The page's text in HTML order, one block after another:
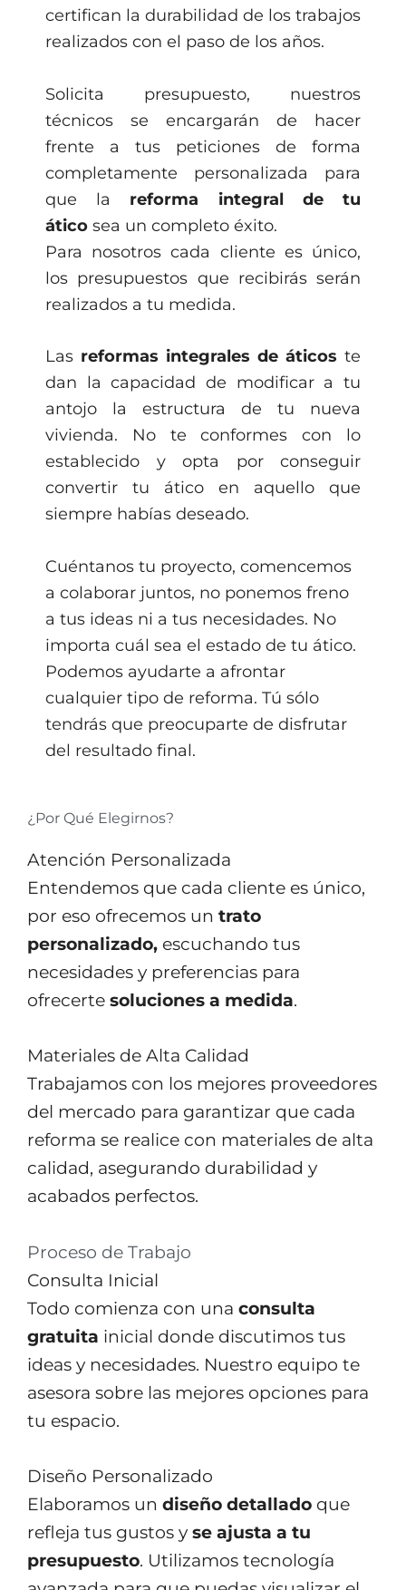
certifican la durabilidad de los trabajos
realizados con el paso de los años.
Solicita presupuesto, nuestros
técnicos se encargarán de hacer
frente a tus peticiones de forma
completamente personalizada para
que la reforma integral de tu
ático sea un completo éxito.
Para nosotros cada cliente es único,
los presupuestos que recibirás serán
realizados a tu medida.
Las reformas integrales de áticos te
dan la capacidad de modificar a tu
antojo la estructura de tu nueva
vivienda. No te conformes con lo
establecido y opta por conseguir
convertir tu ático en aquello que
siempre habías deseado.
Cuéntanos tu proyecto, comencemos
a colaborar juntos, no ponemos freno
a tus ideas ni a tus necesidades. No
importa cuál sea el estado de tu ático.
Podemos ayudarte a afrontar
cualquier tipo de reforma. Tú sólo
tendrás que preocuparte de disfrutar
del resultado final.
¿Por Qué Elegirnos?
Atención Personalizada
Entendemos que cada cliente es único,
por eso ofrecemos un trato
personalizado, escuchando tus
necesidades y preferencias para
ofrecerte soluciones a medida.
Materiales de Alta Calidad
Trabajamos con los mejores proveedores
del mercado para garantizar que cada
reforma se realice con materiales de alta
calidad, asegurando durabilidad y
acabados perfectos.
Proceso de Trabajo
Consulta Inicial
Todo comienza con una consulta
gratuita inicial donde discutimos tus
ideas y necesidades. Nuestro equipo te
asesora sobre las mejores opciones para
tu espacio.
Diseño Personalizado
Elaboramos un diseño detallado que
refleja tus gustos y se ajusta a tu
presupuesto. Utilizamos tecnología